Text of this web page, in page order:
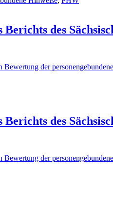
des
Bewertung der
des
Bewertung der